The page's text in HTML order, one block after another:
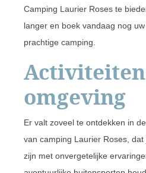
Camping Laurier Roses te
langer en boek vandaag nog
prachtige camping.
omgeving
Er valt zoveel te ontdekken in
van camping Laurier Roses,
zijn met onvergetelijke